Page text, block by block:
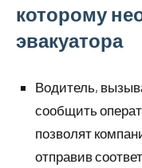
которому
эвакуатора
Водитель,
сообщить
позволят
отправив